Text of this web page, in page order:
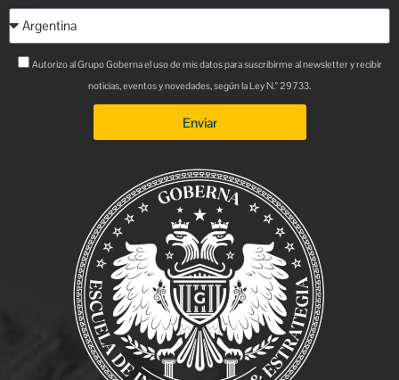
Autorizo al Grupo Goberna el uso de mis datos para suscribirme al newsletter y recibir
noticias, eventos y novedades, según la Ley N.° 29733.
Enviar